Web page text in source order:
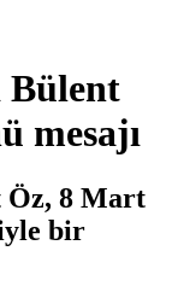
Bülent
mesajı
Öz, 8 Mart
bir